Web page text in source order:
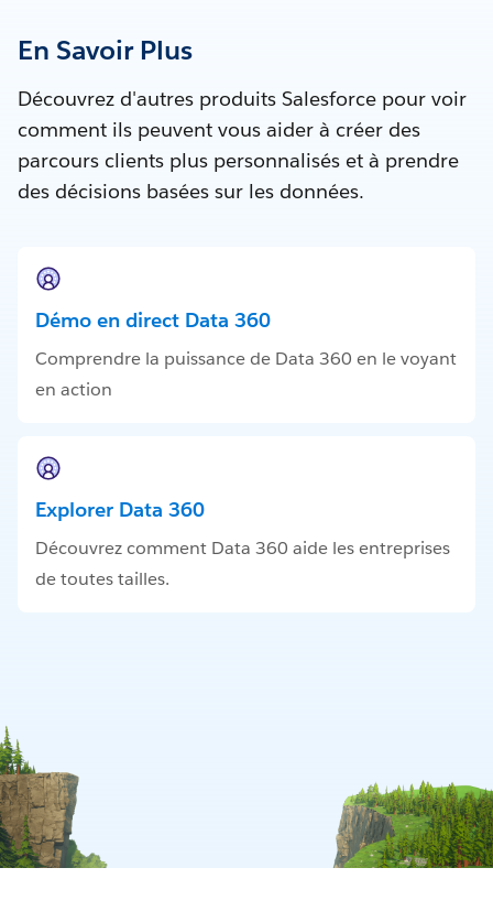
En Savoir Plus
Découvrez d'autres produits Salesforce pour voir
comment ils peuvent vous aider à créer des
parcours clients plus personnalisés et à prendre
des décisions basées sur les données.
Démo en direct Data 360
Comprendre la puissance de Data 360 en le voyant
en action
Explorer Data 360
Découvrez comment Data 360 aide les entreprises
de toutes tailles.